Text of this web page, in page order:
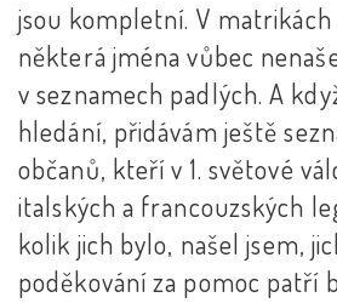
jsou kompletní. V
některá jména vůbec
v seznamech padlých. A
hledání, přidávám ještě
občanů, kteří v 1. světové
italských a francouzských
kolik jich bylo, našel jsem,
poděkování za pomoc